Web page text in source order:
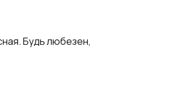
Будь любезен,